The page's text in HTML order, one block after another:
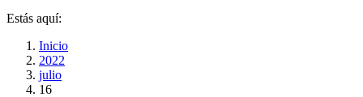
Estás aquí:
Inicio
2022
julio
16